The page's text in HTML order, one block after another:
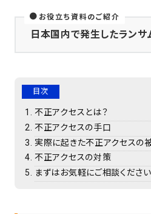
お役立ち資料のご紹介
日本国内で発生したラン
目次
不正アクセスとは？
不正アクセスの手口
実際に起きた不正アクセスの
不正アクセスの対策
まずはお気軽にご相談ください